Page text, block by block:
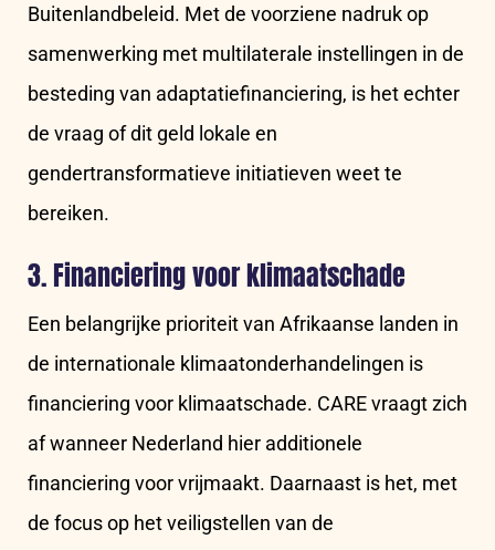
Buitenlandbeleid. Met de voorziene nadruk op
samenwerking met multilaterale instellingen in de
besteding van adaptatiefinanciering, is het echter
de vraag of dit geld lokale en
gendertransformatieve initiatieven weet te
bereiken.
3. Financiering voor klimaatschade
Een belangrijke prioriteit van Afrikaanse landen in
de internationale klimaatonderhandelingen is
financiering voor klimaatschade. CARE vraagt zich
af wanneer Nederland hier additionele
financiering voor vrijmaakt. Daarnaast is het, met
de focus op het veiligstellen van de